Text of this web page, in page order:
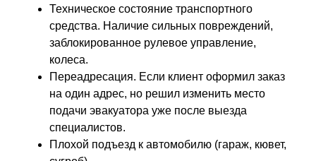
Техническое состояние транспортного
средства. Наличие сильных повреждений,
заблокированное рулевое управление,
колеса.
Переадресация. Если клиент оформил заказ
на один адрес, но решил изменить место
подачи эвакуатора уже после выезда
специалистов.
Плохой подъезд к автомобилю (гараж, кювет,